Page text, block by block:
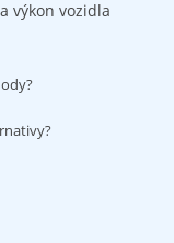
výkon vozidla